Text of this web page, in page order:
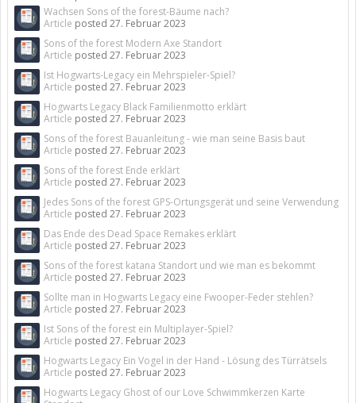
Wachsen Sons of the forest-Bäume nach?
Article posted 27. Februar 2023
Sons of the forest Modern Axe Standort
Article posted 27. Februar 2023
Ist Hogwarts-Legacy ein Mehrspieler-Spiel?
Article posted 27. Februar 2023
Hogwarts Legacy Black Familienmotto erklärt
Article posted 27. Februar 2023
Sons of the forest Bauanleitung - wie man seine Basis baut
Article posted 27. Februar 2023
Sons of the forest Ende erklärt
Article posted 27. Februar 2023
Jedes Sons of the forest GPS-Ortungsgerät und seine Verwendung
Article posted 27. Februar 2023
Das Ende des Dead Space Remakes erklärt
Article posted 27. Februar 2023
Sons of the forest katana Standort und wie man es bekommt
Article posted 27. Februar 2023
Sollte man in Hogwarts Legacy eine Fwooper-Feder stehlen?
Article posted 27. Februar 2023
Ist Sons of the forest ein Multiplayer-Spiel?
Article posted 27. Februar 2023
Hogwarts Legacy Ein Vogel in der Hand - Lösung des Türrätsels
Article posted 27. Februar 2023
Hogwarts Legacy Ghost of our Love Schwimmkerzen Karte